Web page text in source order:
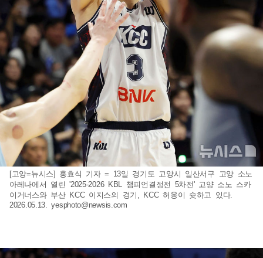
[고양=뉴시스] 홍효식 기자 = 13일 경기도 고양시 일산서구 고양 소노
아레나에서 열린 '2025-2026 KBL 챔피언결정전 5차전' 고양 소노 스카
이거너스와 부산 KCC 이지스의 경기, KCC 허웅이 슛하고 있다.
2026.05.13.yesphoto@newsis.com